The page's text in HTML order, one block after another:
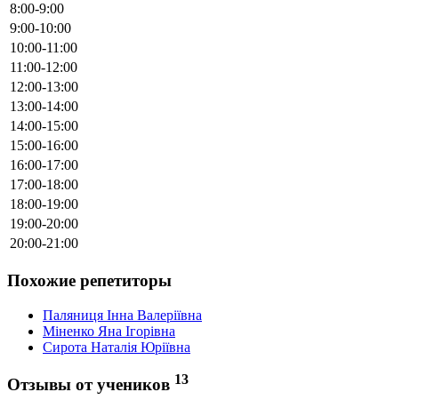
8:00-9:00
9:00-10:00
10:00-11:00
11:00-12:00
12:00-13:00
13:00-14:00
14:00-15:00
15:00-16:00
16:00-17:00
17:00-18:00
18:00-19:00
19:00-20:00
20:00-21:00
Похожие репетиторы
Паляниця Інна Валеріївна
Міненко Яна Ігорівна
Сирота Наталія Юріївна
Отзывы от учеников 13